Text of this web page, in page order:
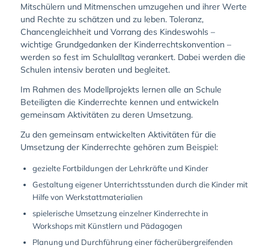
Mitschülern und Mitmenschen umzugehen und ihrer Werte
und Rechte zu schätzen und zu leben. Toleranz,
Chancengleichheit und Vorrang des Kindeswohls –
wichtige Grundgedanken der Kinderrechtskonvention –
werden so fest im Schulalltag verankert. Dabei werden die
Schulen intensiv beraten und begleitet.
Im Rahmen des Modellprojekts lernen alle an Schule
Beteiligten die Kinderrechte kennen und entwickeln
gemeinsam Aktivitäten zu deren Umsetzung.
Zu den gemeinsam entwickelten Aktivitäten für die
Umsetzung der Kinderrechte gehören zum Beispiel:
gezielte Fortbildungen der Lehrkräfte und Kinder
Gestaltung eigener Unterrichtsstunden durch die Kinder mit
Hilfe von Werkstattmaterialien
spielerische Umsetzung einzelner Kinderrechte in
Workshops mit Künstlern und Pädagogen
Planung und Durchführung einer fächerübergreifenden